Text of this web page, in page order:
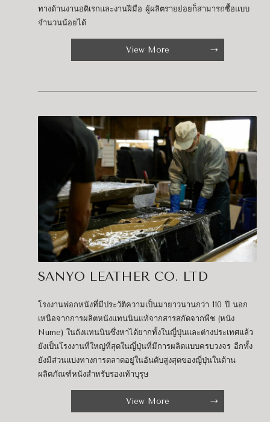
ทางด้านงานอดิเรกและงานฝีมือ ผู้ผลิตรายย่อยก็สามารถซื้อแบบ
จำนวนน้อยได้
View More
SANYO LEATHER CO. LTD
โรงงานฟอกหนังที่มีประวัติความเป็นมายาวนานกว่า 110 ปี นอก
เหนือจากการผลิตหนังแทนนินแท้จากสารสกัดจากพืช (หนัง
Nume) ในถังแทนนินซึ่งหาได้ยากทั้งในญี่ปุ่นและต่างประเทศแล้ว
ยังเป็นโรงงานที่ใหญ่ที่สุดในญี่ปุ่นที่มีการผลิตแบบครบวงจร อีกทั้ง
ยังมีส่วนแบ่งทางการตลาดอยู่ในอันดับสูงสุดของญี่ปุ่นในด้าน
ผลิตภัณฑ์หนังสำหรับรองเท้าบุรุษ
View More